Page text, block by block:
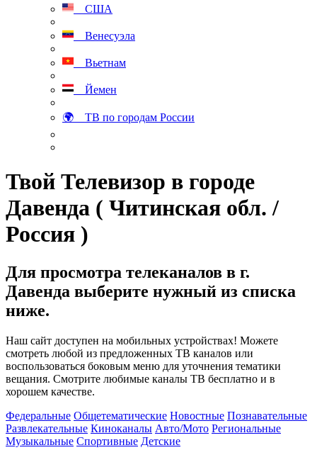
США
Венесуэла
Вьетнам
Йемен
🌍 ТВ по городам России
Твой Телевизор в городе
Давенда ( Читинская обл. /
Россия )
Для просмотра телеканалов в г.
Давенда выберите нужный из списка
ниже.
Наш сайт доступен на мобильных устройствах! Можете
смотреть любой из предложенных ТВ каналов или
воспользоваться боковым меню для уточнения тематики
вещания. Смотрите любимые каналы ТВ бесплатно и в
хорошем качестве.
Федеральные Общетематические Новостные Познавательные
Развлекательные Киноканалы Авто/Мото Региональные
Музыкальные Спортивные Детские